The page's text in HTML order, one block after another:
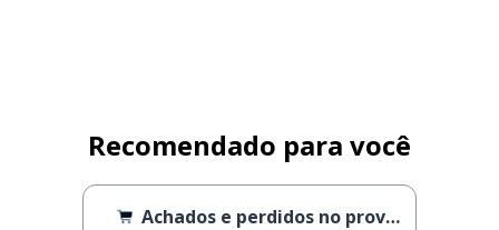
Recomendado para você
Achados e perdidos no provador